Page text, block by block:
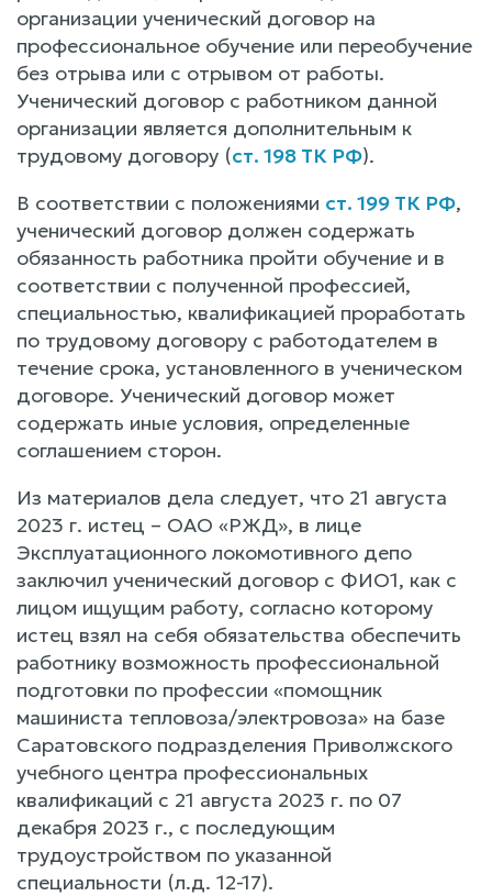
организации ученический договор на
профессиональное обучение или переобучение
без отрыва или с отрывом от работы.
Ученический договор с работником данной
организации является дополнительным к
трудовому договору (ст. 198 ТК РФ).
В соответствии с положениями ст. 199 ТК РФ,
ученический договор должен содержать
обязанность работника пройти обучение и в
соответствии с полученной профессией,
специальностью, квалификацией проработать
по трудовому договору с работодателем в
течение срока, установленного в ученическом
договоре. Ученический договор может
содержать иные условия, определенные
соглашением сторон.
Из материалов дела следует, что 21 августа
2023 г. истец – ОАО «РЖД», в лице
Эксплуатационного локомотивного депо
заключил ученический договор с ФИО1, как с
лицом ищущим работу, согласно которому
истец взял на себя обязательства обеспечить
работнику возможность профессиональной
подготовки по профессии «помощник
машиниста тепловоза/электровоза» на базе
Саратовского подразделения Приволжского
учебного центра профессиональных
квалификаций с 21 августа 2023 г. по 07
декабря 2023 г., с последующим
трудоустройством по указанной
специальности (л.д. 12-17).